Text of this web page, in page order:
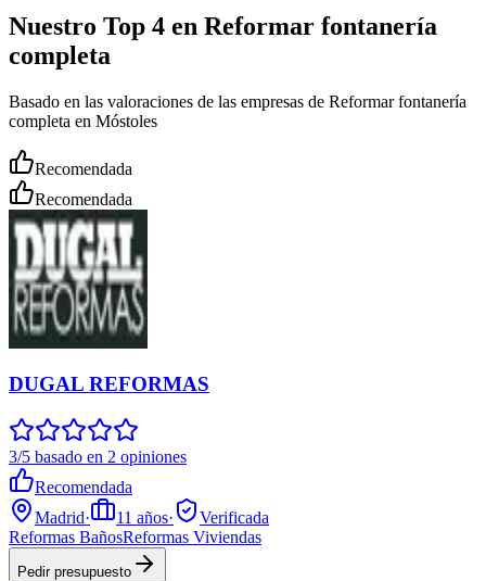
Nuestro Top 4 en Reformar fontanería
completa
Basado en las valoraciones de las empresas de Reformar fontanería
completa en Móstoles
Recomendada
Recomendada
DUGAL REFORMAS
3/5 basado en 2 opiniones
Recomendada
Madrid· 11 años·
Verificada
Reformas BañosReformas Viviendas
Pedir presupuesto